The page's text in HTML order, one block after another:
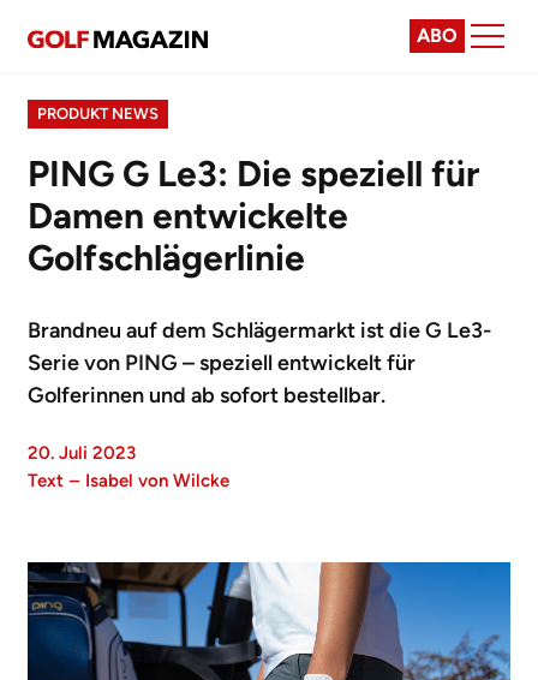
ABO
PRODUKT NEWS
PING G Le3: Die speziell für
Damen entwickelte
Golfschlägerlinie
Brandneu auf dem Schlägermarkt ist die G Le3-
Serie von PING – speziell entwickelt für
Golferinnen und ab sofort bestellbar.
20. Juli 2023
Text – Isabel von Wilcke